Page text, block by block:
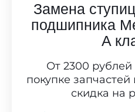
Замена
подшипника
A
От 2300
покупке
скидка на